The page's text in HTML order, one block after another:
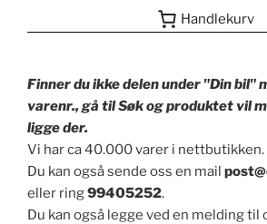
Handlekurv
Finner du ikke delen under "Din bil"
varenr., gå til Søk og produktet vil
ligge der.
Vi har ca 40.000 varer i nettbutikken.
Du kan også sende oss en mail
eller ring99405252.
Du kan også legge ved en melding til